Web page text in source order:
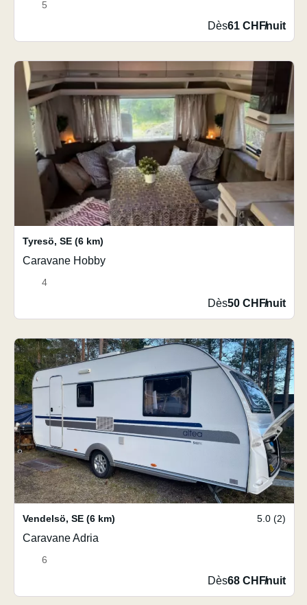
5
Dès61 CHF/nuit
Tyresö, SE (6 km)
Caravane Hobby
4
Dès50 CHF/nuit
Vendelsö, SE (6 km) 5.0 (2)
Caravane Adria
6
Dès68 CHF/nuit